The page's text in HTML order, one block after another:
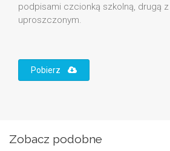
podpisami czcionką szkolną, drugą
uproszczonym.
Pobierz
Zobacz podobne